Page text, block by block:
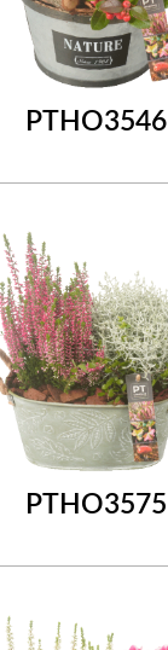
PTHO3546
PTHO3575